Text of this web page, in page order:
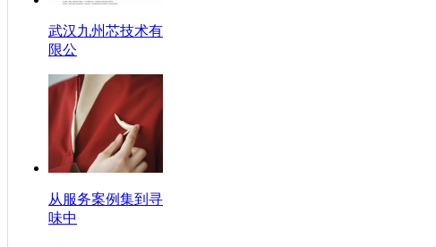
武汉九州芯技术有
限公
从服务案例集到寻
味中